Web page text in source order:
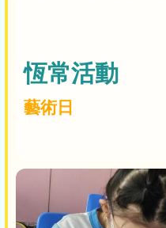
恆常活動
藝術日